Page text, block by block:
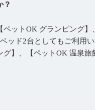
？
ペットOK グランピング
ッド2台としてもご利用
グ】、【ペットOK 温泉